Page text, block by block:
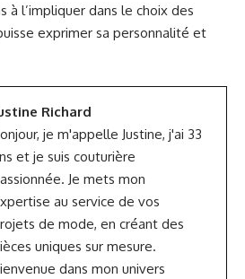
à l’impliquer dans le choix des
exprimer sa personnalité et
Richard
je m'appelle Justine, j'ai 33
et je suis couturière
Je mets mon
au service de vos
de mode, en créant des
uniques sur mesure.
dans mon univers